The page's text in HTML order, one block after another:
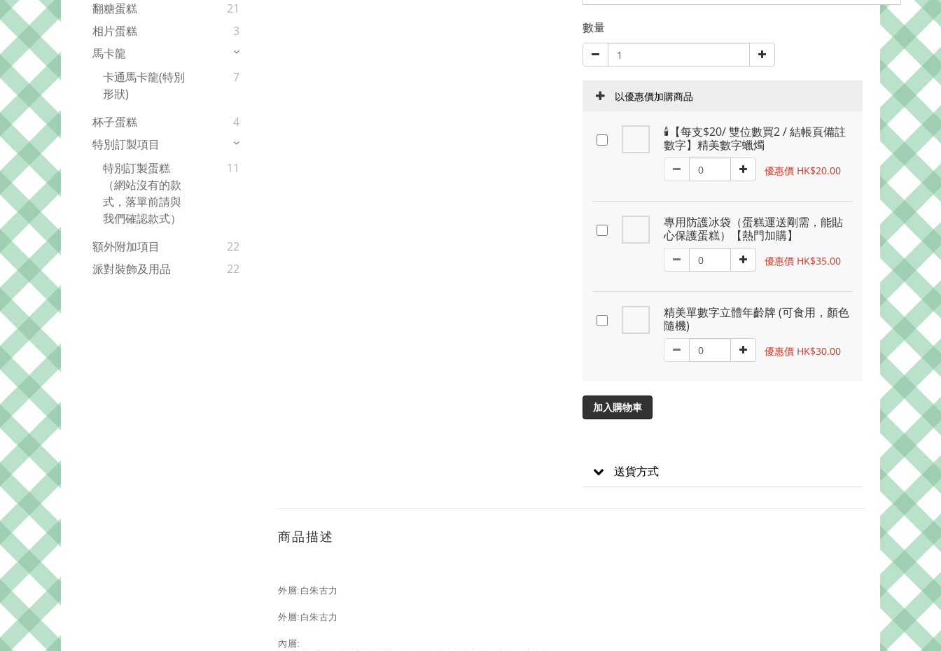
翻糖蛋糕
21
相片蛋糕
3
馬卡龍
卡通馬卡龍(特別
形狀)
7
杯子蛋糕
4
特別訂製項目
特別訂製蛋糕
（網站沒有的款
式，落單前請與
我們確認款式）
11
額外附加項目
22
派對裝飾及用品
22
數量
以優惠價加購商品
🕯️【每支$20/ 雙位數買2 / 結帳頁備註
數字】精美數字蠟燭
優惠價 HK$20.00
專用防護冰袋（蛋糕運送剛需，能貼
心保護蛋糕）【熱門加購】
優惠價 HK$35.00
精美單數字立體年齡牌 (可食用，顏色
隨機)
優惠價 HK$30.00
加入購物車
送貨方式
商品描述
外層:白朱古力
外層:白朱古力
內層: